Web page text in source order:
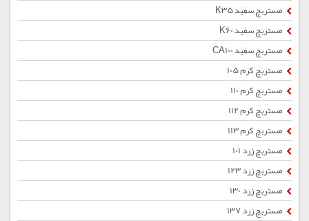
مستربچ سفید K35
مستربچ سفید K60
مستربچ سفید CA100
مستربچ کرم 105
مستربچ کرم 110
مستربچ کرم 112
مستربچ کرم 113
مستربچ زرد 101
مستربچ زرد 123
مستربچ زرد 130
مستربچ زرد 137